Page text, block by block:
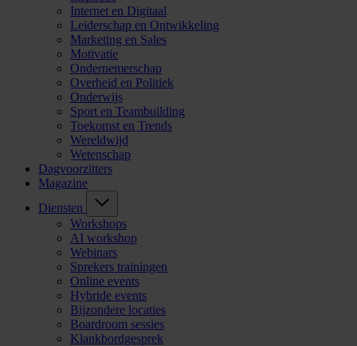
Internet en Digitaal
Leiderschap en Ontwikkeling
Marketing en Sales
Motivatie
Ondernemerschap
Overheid en Politiek
Onderwijs
Sport en Teambuilding
Toekomst en Trends
Wereldwijd
Wetenschap
Dagvoorzitters
Magazine
Diensten
Workshops
AI workshop
Webinars
Sprekers trainingen
Online events
Hybride events
Bijzondere locaties
Boardroom sessies
Klankbordgesprek